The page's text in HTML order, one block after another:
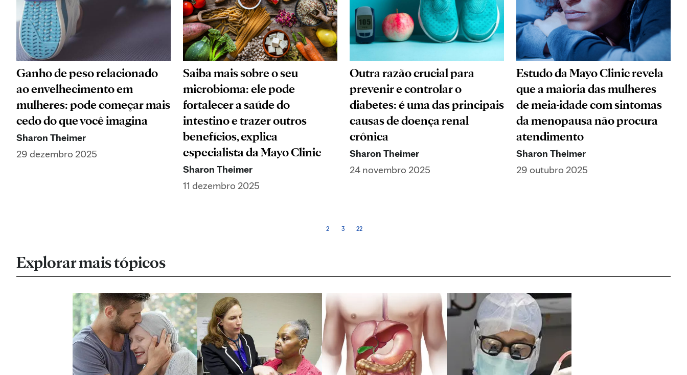
Ganho de peso relacionado
ao envelhecimento em
mulheres: pode começar mais
cedo do que você imagina
Sharon Theimer
29 dezembro 2025
Saiba mais sobre o seu
microbioma: ele pode
fortalecer a saúde do
intestino e trazer outros
benefícios, explica
especialista da Mayo Clinic
Sharon Theimer
11 dezembro 2025
Outra razão crucial para
prevenir e controlar o
diabetes: é uma das principais
causas de doença renal
crônica
Sharon Theimer
24 novembro 2025
Estudo da Mayo Clinic revela
que a maioria das mulheres
de meia-idade com sintomas
da menopausa não procura
atendimento
Sharon Theimer
29 outubro 2025
2 3 22
Explorar mais tópicos